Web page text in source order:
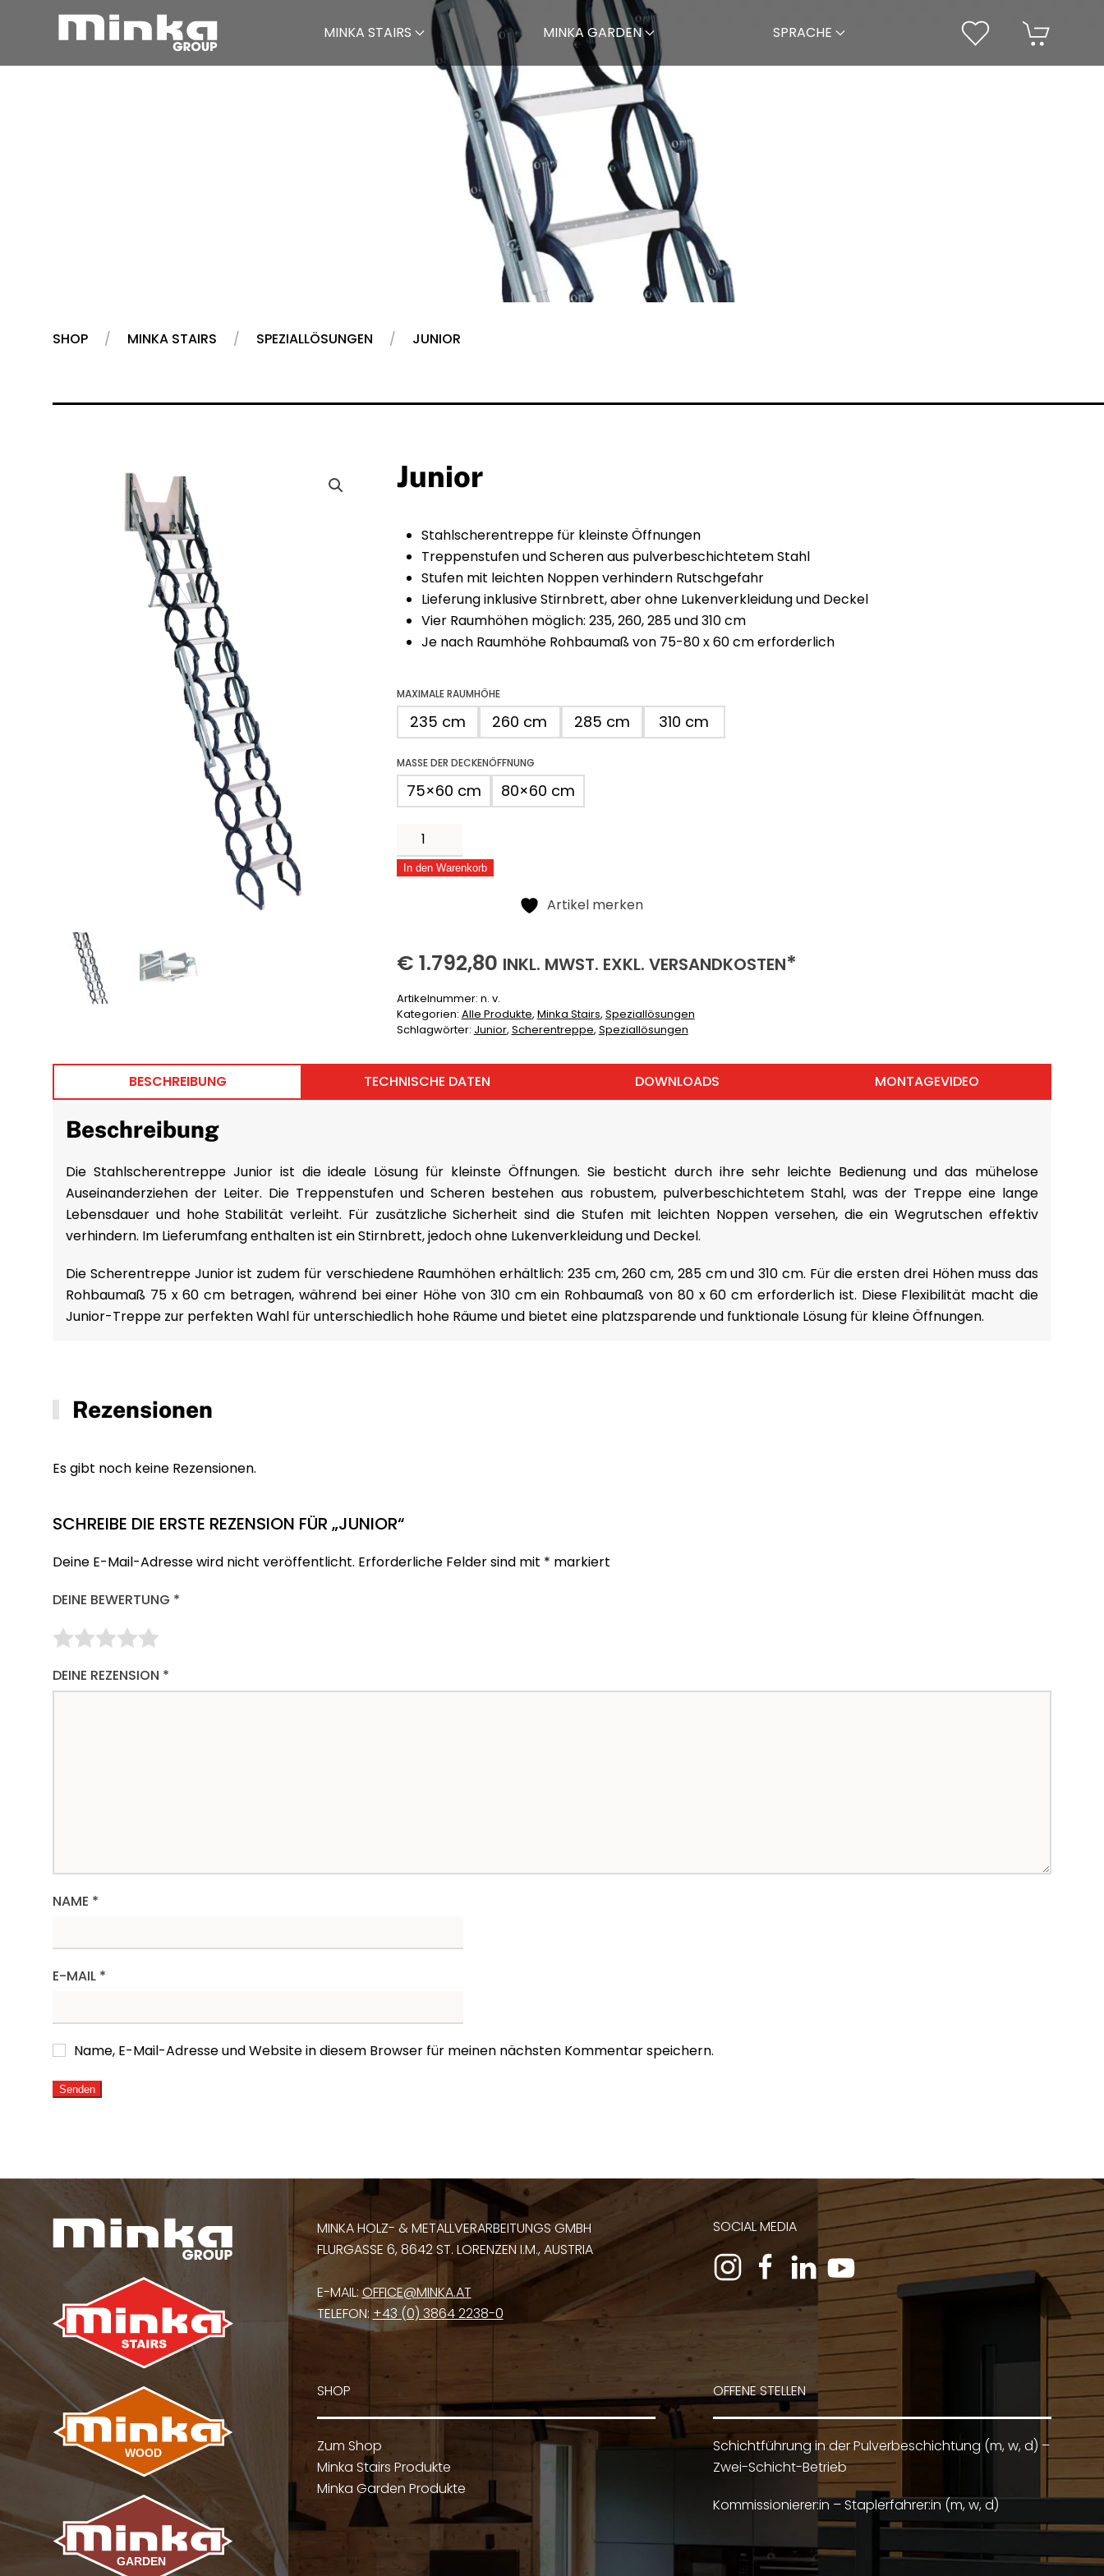
Zum Inhalt springen MINKA STAIRS MINKA GARDEN SPRACHE
SHOP MINKA STAIRS SPEZIALLÖSUNGEN JUNIOR
Junior
Stahlscherentreppe für kleinste Öffnungen
Treppenstufen und Scheren aus pulverbeschichtetem Stahl
Stufen mit leichten Noppen verhindern Rutschgefahr
Lieferung inklusive Stirnbrett, aber ohne Lukenverkleidung und Deckel
Vier Raumhöhen möglich: 235, 260, 285 und 310 cm
Je nach Raumhöhe Rohbaumaß von 75-80 x 60 cm erforderlich
MAXIMALE RAUMHÖHE
235 cm 260 cm 285 cm 310 cm
MASSE DER DECKENÖFFNUNG
75×60 cm 80×60 cm
Junior
Menge
In den Warenkorb
Artikel merken
€ 1.792,801792,80
INKL. (INKLUSIVE)
MWST. EXKL. (EXKLUSIVE)
VERSANDKOSTEN*
Artikelnummer: n. v.
Kategorien: Alle Produkte, Minka Stairs, Speziallösungen
Schlagwörter: Junior, Scherentreppe, Speziallösungen
BESCHREIBUNG TECHNISCHE DATEN DOWNLOADS MONTAGEVIDEO
Beschreibung
Die Stahlscherentreppe Junior ist die ideale Lösung für kleinste Öffnungen. Sie besticht durch ihre sehr leichte Bedienung und das mühelose
Auseinanderziehen der Leiter. Die Treppenstufen und Scheren bestehen aus robustem, pulverbeschichtetem Stahl, was der Treppe eine lange
Lebensdauer und hohe Stabilität verleiht. Für zusätzliche Sicherheit sind die Stufen mit leichten Noppen versehen, die ein Wegrutschen effektiv
verhindern. Im Lieferumfang enthalten ist ein Stirnbrett, jedoch ohne Lukenverkleidung und Deckel.
Die Scherentreppe Junior ist zudem für verschiedene Raumhöhen erhältlich: 235 cm, 260 cm, 285 cm und 310 cm. Für die ersten drei Höhen muss das
Rohbaumaß 75 x 60 cm betragen, während bei einer Höhe von 310 cm ein Rohbaumaß von 80 x 60 cm erforderlich ist. Diese Flexibilität macht die
Junior-Treppe zur perfekten Wahl für unterschiedlich hohe Räume und bietet eine platzsparende und funktionale Lösung für kleine Öffnungen.
Rezensionen
Es gibt noch keine Rezensionen.
SCHREIBE DIE ERSTE REZENSION FÜR „JUNIOR“
Deine E-Mail-Adresse wird nicht veröffentlicht. Erforderliche Felder sind mit * markiert
DEINE BEWERTUNG *
DEINE REZENSION *
NAME *
E-MAIL *
Name, E-Mail-Adresse und Website in diesem Browser für meinen nächsten Kommentar speichern.
MINKA HOLZ- & METALLVERARBEITUNGS GMBH
FLURGASSE 6, 8642 ST. LORENZEN I.M., AUSTRIA
E-MAIL:OFFICE@MINKA.AT
TELEFON: +43 (0) 3864 2238-0
SOCIAL MEDIA
SHOP
Zum Shop
Minka Stairs Produkte
Minka Garden Produkte
OFFENE STELLEN
Schichtführung in der Pulverbeschichtung (m, w, d) –
Zwei-Schicht-Betrieb
Kommissionierer:in – Staplerfahrer:in (m, w, d)